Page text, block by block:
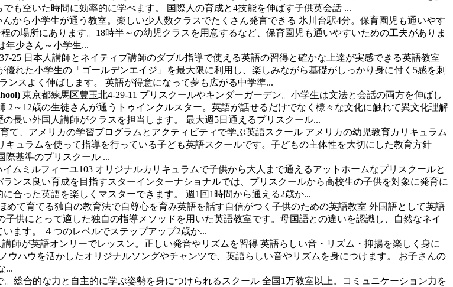
も空いた時間に効率的に学べます。 国際人の育成と4技能を伸ばす子供英会話 ...
んから小学生が通う教室。楽しい少人数クラスでたくさん発言できる 氷川台駅4分。保育園児も通いやす
場所にあります。18時半～の幼児クラスを用意するなど、保育園児も通いやすいための工夫がありま
年少さん～小学生...
25 日本人講師とネイティブ講師のダブル指導で使える英語の習得と確かな上達が実感できる英語教室
れた小学生の「ゴールデンエイジ」を最大限に利用し、楽しみながら基礎がしっかり身に付く5感を刺
スよく伸ばします。 英語が得意になって夢も広がる中学準...
東京都練馬区豊玉北4-29-11 プリスクールやキンダーガーデン。小学生は文法と会話の両方を伸ばし
～12歳の生徒さんが通うトゥインクルスター。英語が話せるだけでなく様々な文化に触れて異文化理解
長い外国人講師がクラスを担当します。 最大週5日通えるプリスクール...
て、アメリカの学習プログラムとアクティビティで学ぶ英語スクール アメリカの幼児教育カリキュラム
ュラムを使って指導を行っている子ども英語スクールです。子どもの主体性を大切にした教育方針
際基準のプリスクール ...
ムミルフィーユ103 オリジナルカリキュラムで子供から大人まで通えるアットホームなプリスクールと
ンス良い育成を目指すスターインターナショナルでは、プリスクールから高校生の子供を対象に発育に
合った英語を楽しくマスターできます。 週1回1時間から通える2歳か...
めて育てる独自の教育法で自尊心を育み英語を話す自信がつく子供のための英語教室 外国語として英語
供にとって適した独自の指導メソッドを用いた英語教室です。母国語との違いを認識し、自然なネイ
ます。 ４つのレベルでステップアップ2歳か...
師が英語オンリーでレッスン。正しい発音やリズムを習得 英語らしい音・リズム・抑揚を楽しく身に
ハウを活かしたオリジナルソングやチャンツで、英語らしい音やリズムを身につけます。 お子さんの
...
。総合的な力と自主的に学ぶ姿勢を身につけられるスクール 全国1万教室以上。コミュニケーション力を